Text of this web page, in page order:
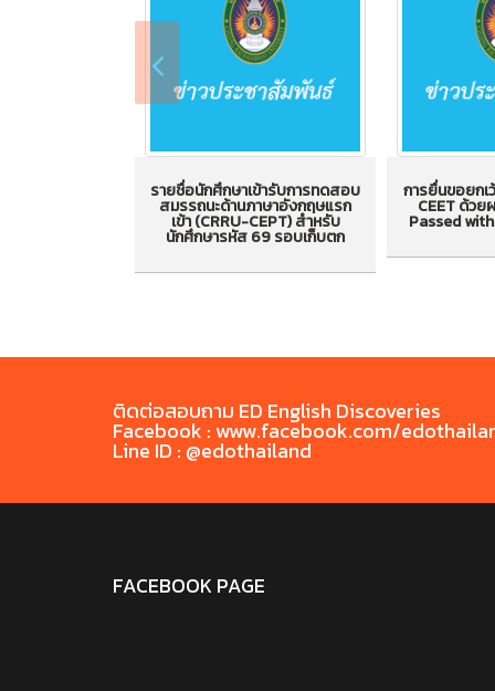
รายชื่อนักศึกษาเข้ารับการ
ทดสอบสมรรถนะด้านภาษา
อังกฤษแรกเข้า (CRRU-
รายชื่อนักศึกษาเข้ารับการทดสอบ
สมรรถนะด้านภาษาอังกฤษแรก
เข้า (CRRU-CEPT) สำหรับ
นักศึกษารหัส 69 รอบเก็บตก การยื่นขอ
CRRU-
การยื่นขอยกเ
CEET ด้วย
Passed
ติดต่อสอบถาม ED English Discoveries
Facebook : www.facebook.com/
Line ID : @edothailand
FACEBOOK PAGE